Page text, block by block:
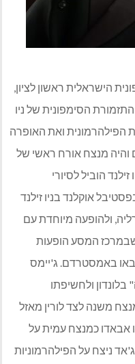
הישראלית ראשון לציון,
הסימפונית של ניו
הפילהרמונית ואת האופרה
מנצח אורח ראשי של
הוביל לסיורי
אוקלנד בניו זילנד
ולהופעה מיוחדת עם
המסע הופעות
באמסטרדם. ג'יימס
בלונדון ולחשיפתו
משנה לצד לורין מאזל
אבאדו כמנצח עמית על
ניצח על הפילהרמוניות